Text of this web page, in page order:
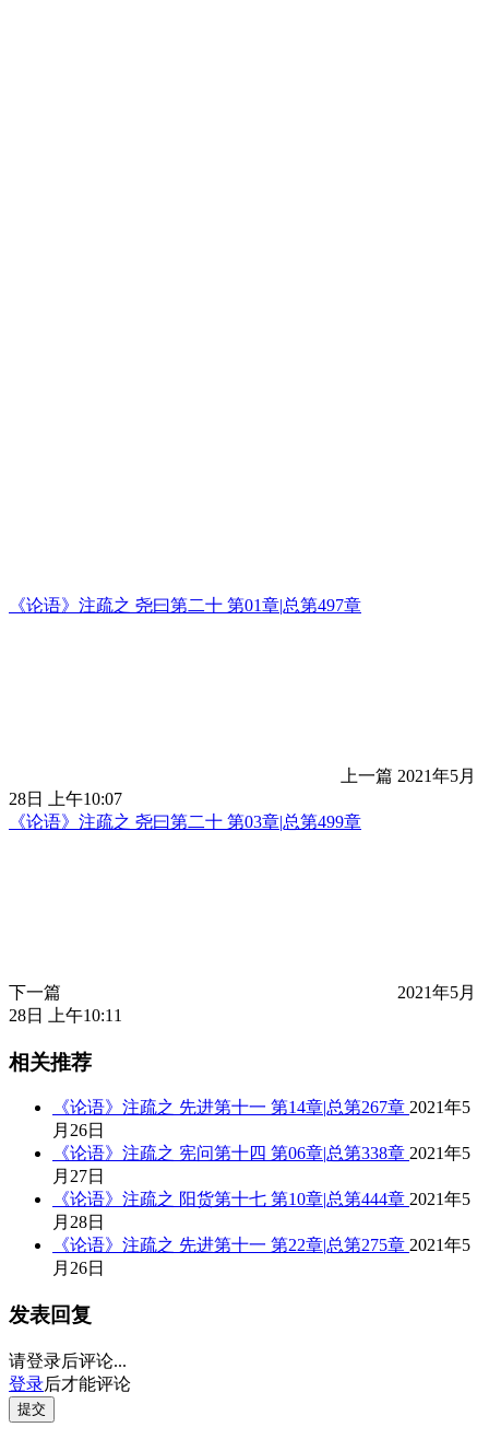
《论语》注疏之 尧曰第二十 第01章|总第497章
上一篇 2021年5月
28日 上午10:07
《论语》注疏之 尧曰第二十 第03章|总第499章
下一篇
2021年5月
28日 上午10:11
相关推荐
《论语》注疏之 先进第十一 第14章|总第267章 2021年5
月26日
《论语》注疏之 宪问第十四 第06章|总第338章 2021年5
月27日
《论语》注疏之 阳货第十七 第10章|总第444章 2021年5
月28日
《论语》注疏之 先进第十一 第22章|总第275章 2021年5
月26日
发表回复
请登录后评论...
登录后才能评论
提交